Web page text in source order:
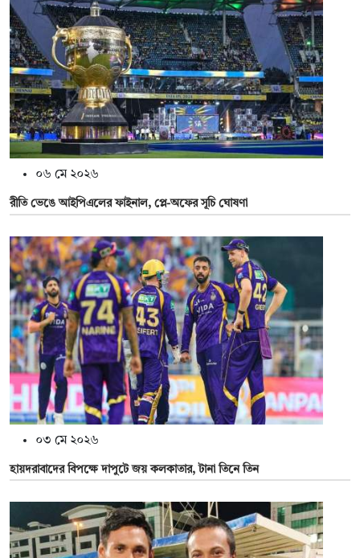
০৬ মে ২০২৬
রীতি ভেঙে আইপিএলের ফাইনাল, প্লে-অফের সূচি ঘোষণা
০৩ মে ২০২৬
হায়দরাবাদের বিপক্ষে দাপুটে জয় কলকাতার, টানা তিনে তিন